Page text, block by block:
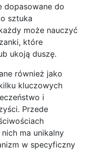
dopasowane do
sztuka
może nauczyć
które
ukoją duszę.
również jako
kluczowych
i
Przede
ma unikalny
w specyficzny